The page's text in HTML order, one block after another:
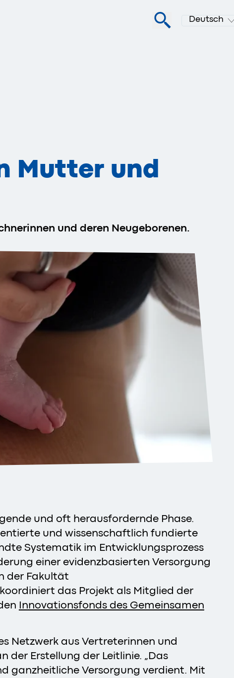
Deutsch
Mutter und
und deren Neugeborenen.
und oft herausfordernde Phase.
und wissenschaftlich fundierte
Systematik im Entwicklungsprozess
einer evidenzbasierten Versorgung
der Fakultät
das Projekt als Mitglied der
Innovationsfonds des Gemeinsamen
Netzwerk aus Vertreterinnen und
der Erstellung der Leitlinie. „Das
ganzheitliche Versorgung verdient. Mit